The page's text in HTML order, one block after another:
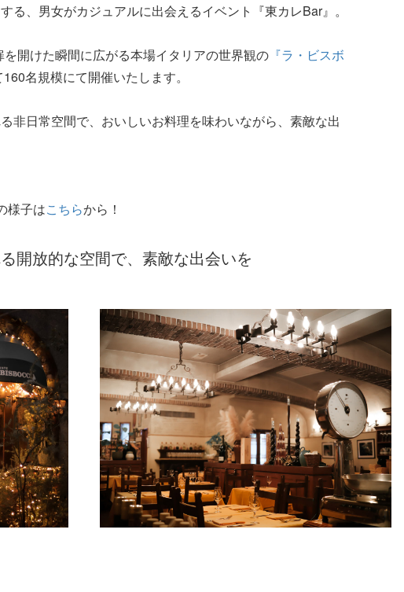
る、男女がカジュアルに出会えるイベント『東カレBar』。
開けた瞬間に広がる本場イタリアの世界観の 『ラ・ビスボ
160名規模にて開催いたします。
非日常空間で、おいしいお料理を味わいながら、素敵な出
様子はこちらから！
開放的な空間で、素敵な出会いを